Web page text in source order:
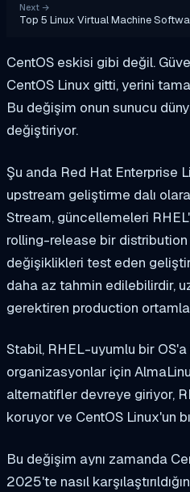
Next →
Top 5 Linux Virtual Machine
CentOS eskisi gibi değil.
CentOS Linux gitti, yerini
Bu değişim onun sunucu
değiştiriyor.
Şu anda Red Hat Enterprise
upstream geliştirme dalı
Stream, güncellemeleri
rolling-release bir distribution
değişiklikleri test eden
daha az tahmin edilebilirdir,
gerektiren production
Stabil, RHEL-uyumlu bir
organizasyonlar için
alternatifler devreye giriyor,
koruyor ve CentOS Linux'un
Bu değişim aynı zamanda
2025'te nasıl